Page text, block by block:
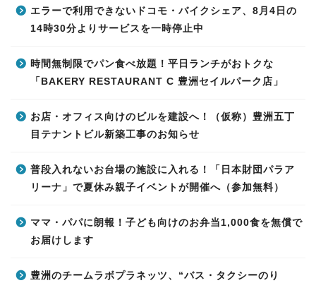
エラーで利用できないドコモ・バイクシェア、8月4日の
14時30分よりサービスを一時停止中
時間無制限でパン食べ放題！平日ランチがおトクな
「BAKERY RESTAURANT C 豊洲セイルパーク店」
お店・オフィス向けのビルを建設へ！（仮称）豊洲五丁
目テナントビル新築工事のお知らせ
普段入れないお台場の施設に入れる！「日本財団パラア
リーナ」で夏休み親子イベントが開催へ（参加無料）
ママ・パパに朗報！子ども向けのお弁当1,000食を無償で
お届けします
豊洲のチームラボプラネッツ、“バス・タクシーのり